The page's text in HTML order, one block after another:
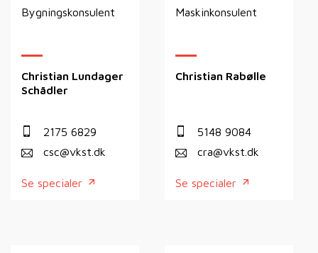
Bygningskonsulent
Christian Lundager
Schädler
2175 6829
csc@vkst.dk
Se specialer
Maskinkonsulent
Christian Rabølle
5148 9084
cra@vkst.dk
Se specialer